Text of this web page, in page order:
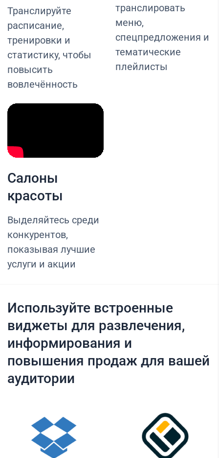
Транслируйте
расписание,
тренировки и
статистику, чтобы
повысить
вовлечённость
транслировать
меню,
спецпредложения и
тематические
плейлисты
Салоны
красоты
Выделяйтесь среди
конкурентов,
показывая лучшие
услуги и акции
Используйте встроенные
виджеты для развлечения,
информирования и
повышения продаж для вашей
аудитории